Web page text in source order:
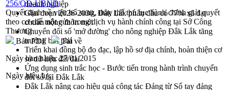
doanh nghiệp
Giai đoạn 2026-2030, Đắk Lắk phấn đấu có 77% xã đạt
chuẩn nông thôn mới
Chuyển đổi số 'mở đường' cho nông nghiệp Đắk Lắk tăng
trưởng bứt phá
Triển khai đồng bộ đo đạc, lập hồ sơ địa chính, hoàn thiện cơ
sở dữ liệu đất đai
Ứng dụng sinh trắc học - Bước tiến trong hành trình chuyển
đổi số tại Đắk Lắk
Đắk Lắk nâng cao hiệu quả công tác Đảng từ Sổ tay đảng
256/QĐ-UBND
Quyết định về việc bổ sung, thay thế thủ tục hành chính giải quyết
theo cơ chế một cửa trong dịch vụ hành chính công tại Sở Công
Thương
Bản PDF
Tải về
Ngày ban hành:27/01/2015
Ngày hiệu lực: